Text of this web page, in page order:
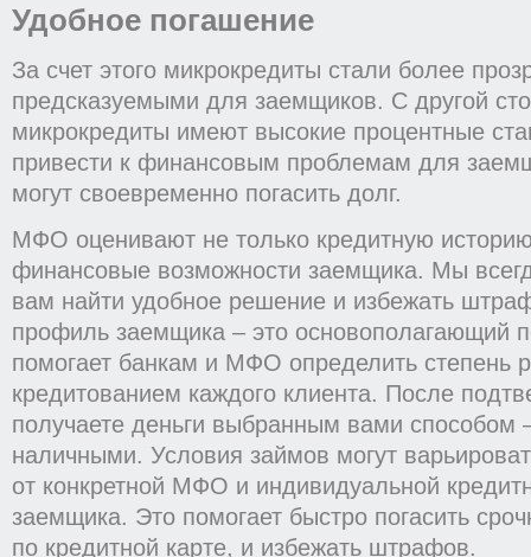
Удобное погашение
За счет этого микрокредиты стали более
предсказуемыми для заемщиков. С другой
микрокредиты имеют высокие процентные
привести к финансовым проблемам для
могут своевременно погасить долг.
МФО оценивают не только кредитную
финансовые возможности заемщика. Мы
вам найти удобное решение и избежать
профиль заемщика – это основополагающий
помогает банкам и МФО определить степень
кредитованием каждого клиента. После
получаете деньги выбранным вами способом
наличными. Условия займов могут
от конкретной МФО и индивидуальной
заемщика. Это помогает быстро погасить
по кредитной карте, и избежать штрафов.